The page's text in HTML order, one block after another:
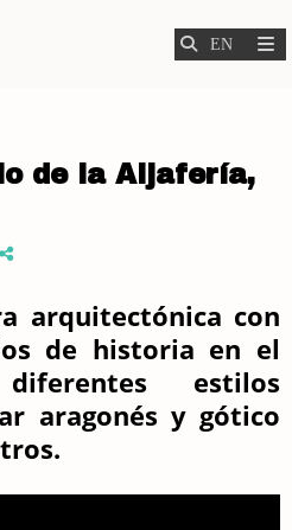
de la Aljafería,
arquitectónica con
de historia en el
estilos
aragonés y gótico